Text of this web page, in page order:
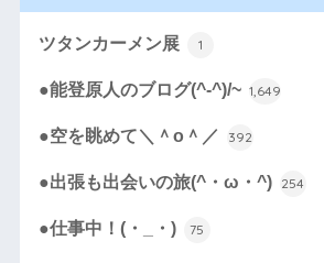
ツタンカーメン展 1
●能登原人のブログ(^-^)/~ 1,649
●空を眺めて＼＾o＾／ 392
●出張も出会いの旅(^・ω・^) 254
●仕事中！(・_・) 75